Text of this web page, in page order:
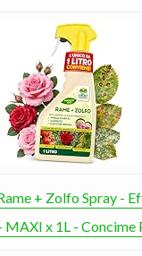
+ Zolfo Spray -
x 1L - Concime